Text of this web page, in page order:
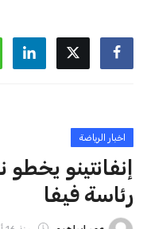
يمتلك فرصًا كبيرة للفوز
منافس قوي يتمتع بإجماع